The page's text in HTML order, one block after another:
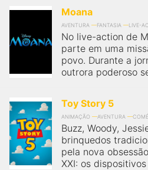
Moana
AVENTURA FANTASIA LIVE-
No live-action de
parte em uma
povo. Durante a
outrora poderoso
Toy Story 5
ANIMAÇÃO AVENTURA
Buzz, Woody,
brinquedos
pela nova
XXI: os dispositivos